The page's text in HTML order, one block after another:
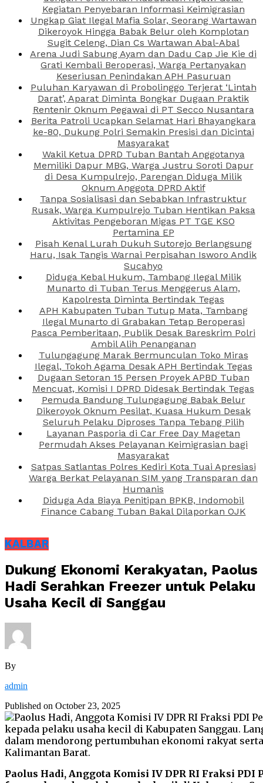
Kegiatan Penyebaran Informasi Keimigrasian
Ungkap Giat Ilegal Mafia Solar, Seorang Wartawan
Dikeroyok Hingga Babak Belur oleh Komplotan
Sugit Celeng, Dian Cs Wartawan Abal-Abal
Arena Judi Sabung Ayam dan Dadu Cap Jie Kie di
Grati Kembali Beroperasi, Warga Pertanyakan
Keseriusan Penindakan APH Pasuruan
Puluhan Karyawan di Probolinggo Terjerat ‘Lintah
Darat’, Aparat Diminta Bongkar Dugaan Praktik
Rentenir Oknum Pegawai di PT Secco Nusantara
Berita Patroli Ucapkan Selamat Hari Bhayangkara
ke-80, Dukung Polri Semakin Presisi dan Dicintai
Masyarakat
Wakil Ketua DPRD Tuban Bantah Anggotanya
Memiliki Dapur MBG, Warga Justru Soroti Dapur
di Desa Kumpulrejo, Parengan Diduga Milik
Oknum Anggota DPRD Aktif
Tanpa Sosialisasi dan Sebabkan Infrastruktur
Rusak, Warga Kumpulrejo Tuban Hentikan Paksa
Aktivitas Pengeboran Migas PT TGE KSO
Pertamina EP
Pisah Kenal Lurah Dukuh Sutorejo Berlangsung
Haru, Isak Tangis Warnai Perpisahan Isworo Andik
Sucahyo
Diduga Kebal Hukum, Tambang Ilegal Milik
Munarto di Tuban Terus Menggerus Alam,
Kapolresta Diminta Bertindak Tegas
APH Kabupaten Tuban Tutup Mata, Tambang
Ilegal Munarto di Grabakan Tetap Beroperasi
Pasca Pemberitaan, Publik Desak Bareskrim Polri
Ambil Alih Penanganan
Tulungagung Marak Bermunculan Toko Miras
Ilegal, Tokoh Agama Desak APH Bertindak Tegas
Dugaan Setoran 15 Persen Proyek APBD Tuban
Mencuat, Komisi I DPRD Didesak Bertindak Tegas
Pemuda Bandung Tulungagung Babak Belur
Dikeroyok Oknum Pesilat, Kuasa Hukum Desak
Seluruh Pelaku Diproses Tanpa Tebang Pilih
Layanan Pasporia di Car Free Day Magetan
Permudah Akses Pelayanan Keimigrasian bagi
Masyarakat
Satpas Satlantas Polres Kediri Kota Tuai Apresiasi
Warga Berkat Pelayanan SIM yang Transparan dan
Humanis
Diduga Ada Biaya Penitipan BPKB, Indomobil
Finance Cabang Tuban Bakal Dilaporkan OJK
KALBAR
Dukung Ekonomi Kerakyatan, Paolus
Hadi Serahkan Freezer untuk Pelaku
Usaha Kecil di Sanggau
By
admin
Published on October 23, 2025
Paolus Hadi, Anggota Komisi IV DPR RI Fraksi